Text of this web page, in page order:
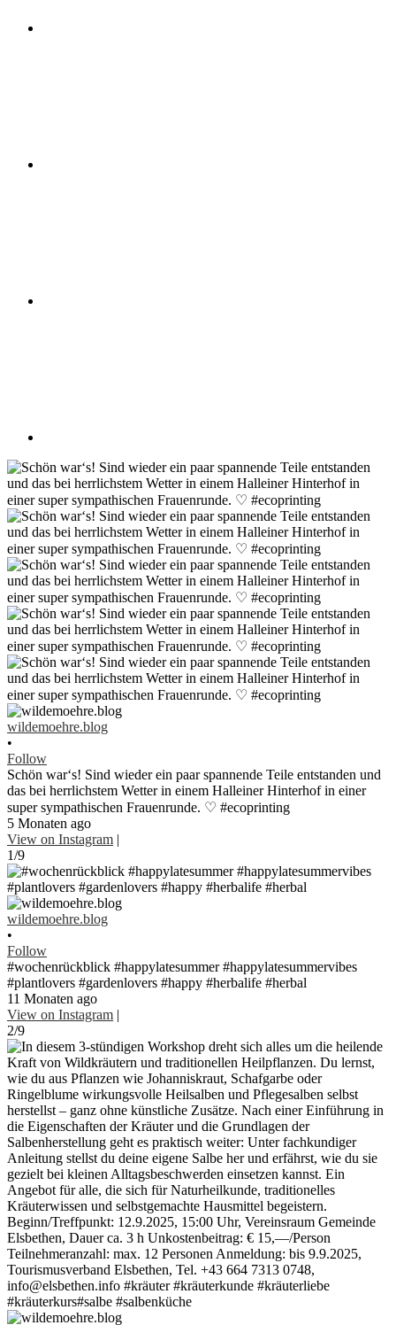
wildemoehre.blog
•
Follow
Schön war‘s! Sind wieder ein paar spannende Teile entstanden und
das bei herrlichstem Wetter in einem Halleiner Hinterhof in einer
super sympathischen Frauenrunde. ♡ #ecoprinting
5 Monaten ago
View on Instagram |
1/9
wildemoehre.blog
•
Follow
#wochenrückblick #happylatesummer #happylatesummervibes
#plantlovers #gardenlovers #happy #herbalife #herbal
11 Monaten ago
View on Instagram |
2/9